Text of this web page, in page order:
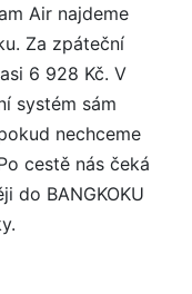
Air najdeme
Za zpáteční
6 928 Kč. V
systém sám
nechceme
cestě nás čeká
do BANGKOKU